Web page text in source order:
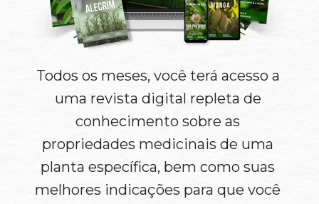
Todos os meses, você terá acesso a
uma revista digital repleta de
conhecimento sobre as
propriedades medicinais de uma
planta específica, bem como suas
melhores indicações para que você